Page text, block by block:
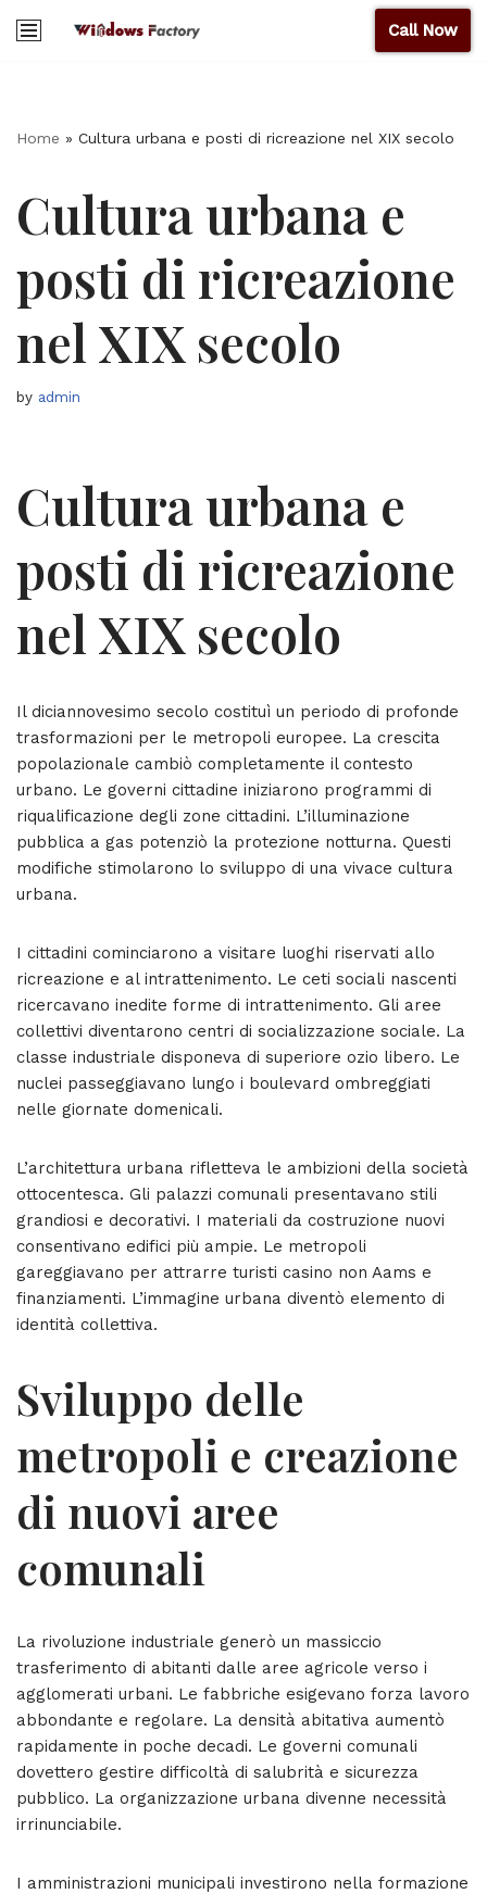
Call Now
Home » Cultura urbana e posti di ricreazione nel XIX secolo
Cultura urbana e
posti di ricreazione
nel XIX secolo
by admin
Cultura urbana e
posti di ricreazione
nel XIX secolo
Il diciannovesimo secolo costituì un periodo di profonde
trasformazioni per le metropoli europee. La crescita
popolazionale cambiò completamente il contesto
urbano. Le governi cittadine iniziarono programmi di
riqualificazione degli zone cittadini. L’illuminazione
pubblica a gas potenziò la protezione notturna. Questi
modifiche stimolarono lo sviluppo di una vivace cultura
urbana.
I cittadini cominciarono a visitare luoghi riservati allo
ricreazione e al intrattenimento. Le ceti sociali nascenti
ricercavano inedite forme di intrattenimento. Gli aree
collettivi diventarono centri di socializzazione sociale. La
classe industriale disponeva di superiore ozio libero. Le
nuclei passeggiavano lungo i boulevard ombreggiati
nelle giornate domenicali.
L’architettura urbana rifletteva le ambizioni della società
ottocentesca. Gli palazzi comunali presentavano stili
grandiosi e decorativi. I materiali da costruzione nuovi
consentivano edifici più ampie. Le metropoli
gareggiavano per attrarre turisti casino non Aams e
finanziamenti. L’immagine urbana diventò elemento di
identità collettiva.
Sviluppo delle
metropoli e creazione
di nuovi aree
comunali
La rivoluzione industriale generò un massiccio
trasferimento di abitanti dalle aree agricole verso i
agglomerati urbani. Le fabbriche esigevano forza lavoro
abbondante e regolare. La densità abitativa aumentò
rapidamente in poche decadi. Le governi comunali
dovettero gestire difficoltà di salubrità e sicurezza
pubblico. La organizzazione urbana divenne necessità
irrinunciabile.
I amministrazioni municipali investirono nella formazione
Get 30% off your first purchase Got it!